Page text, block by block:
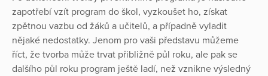
zapotřebí vzít program do škol, vyzkoušet ho, získat
zpětnou vazbu od žáků a učitelů, a případně vyladit
nějaké nedostatky. Jenom pro vaši představu můžeme
říct, že tvorba může trvat přibližně půl roku, ale pak se
dalšího půl roku program ještě ladí, než vznikne výsledný